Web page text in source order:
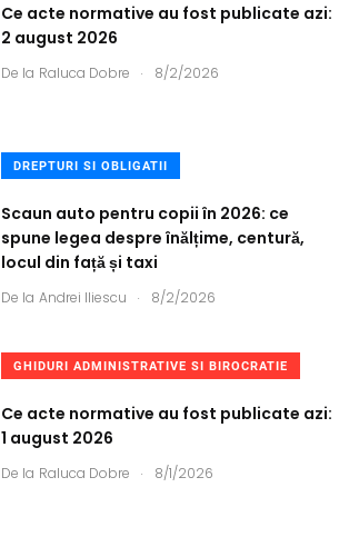
Ce acte normative au fost publicate azi:
2 august 2026
De la Raluca Dobre . 8/2/2026
DREPTURI SI OBLIGATII
Scaun auto pentru copii în 2026: ce
spune legea despre înălțime, centură,
locul din față și taxi
De la Andrei Iliescu . 8/2/2026
GHIDURI ADMINISTRATIVE SI BIROCRATIE
Ce acte normative au fost publicate azi:
1 august 2026
De la Raluca Dobre . 8/1/2026